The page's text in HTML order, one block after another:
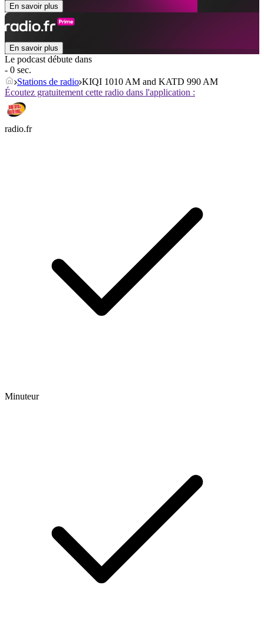
En savoir plus
En savoir plus
Le podcast débute dans
- 0 sec.
Stations de radio KIQI 1010 AM and KATD 990 AM
Écoutez gratuitement cette radio dans l'application :
radio.fr
Minuteur